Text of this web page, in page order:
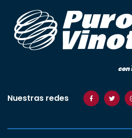
Nuestras redes